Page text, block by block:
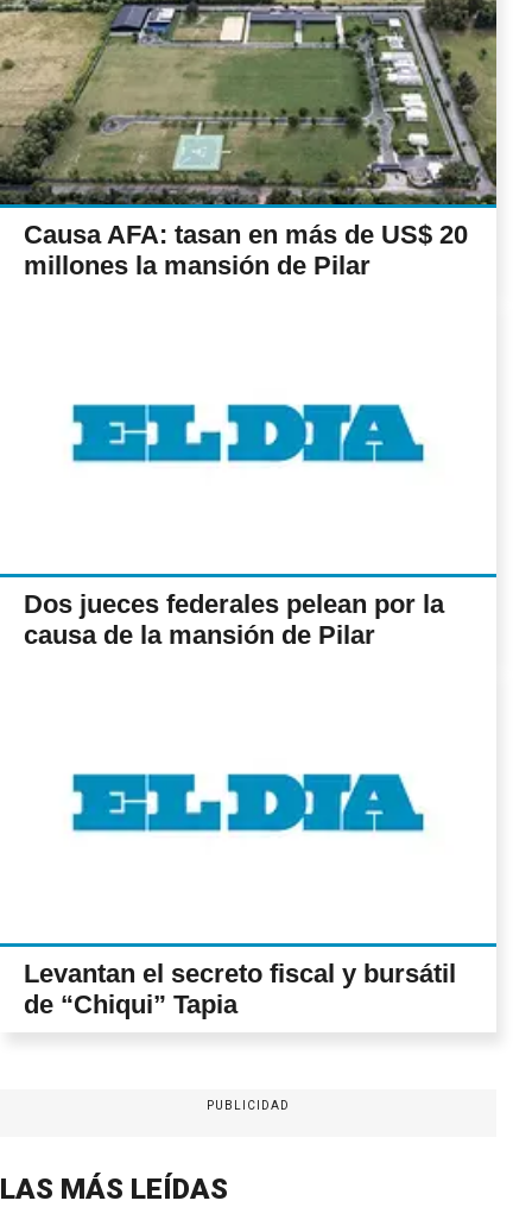
Causa AFA: tasan en más de US$ 20
millones la mansión de Pilar
Dos jueces federales pelean por la
causa de la mansión de Pilar
Levantan el secreto fiscal y bursátil
de “Chiqui” Tapia
PUBLICIDAD
LAS MÁS LEÍDAS